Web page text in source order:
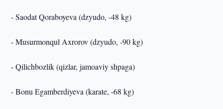
- Saodat Qoraboyeva (dzyudo, -48 kg)
- Musurmonqul Axrorov (dzyudo, -90 kg)
- Qilichbozlik (qizlar, jamoaviy shpaga)
- Bonu Egamberdiyeva (karate, -68 kg)